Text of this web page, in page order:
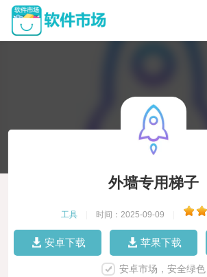
外墙专用梯子
工具 时间：2025-09-09
安卓下载 苹果下载
安卓市场，安全绿色